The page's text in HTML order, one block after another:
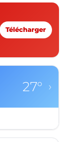
Télécharger
27° ›